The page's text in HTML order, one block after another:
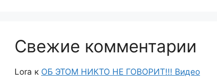
Свежие комментарии
Lora к ОБ ЭТОМ НИКТО НЕ ГОВОРИТ!!! Видео